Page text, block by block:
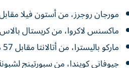
مورجان روجرز، من أستون فيلا مقابل 138 مليون
ماكسنس لاكروا، من كريستال بالاس مقابل 61
ماركو باليسترا، من أتالانتا مقابل 57 مليون يورو.
جيوفاني كويندا، من سبورتينج لشبونة مقابل 52.1